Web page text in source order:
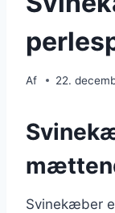
Af 22.
Svinekæber